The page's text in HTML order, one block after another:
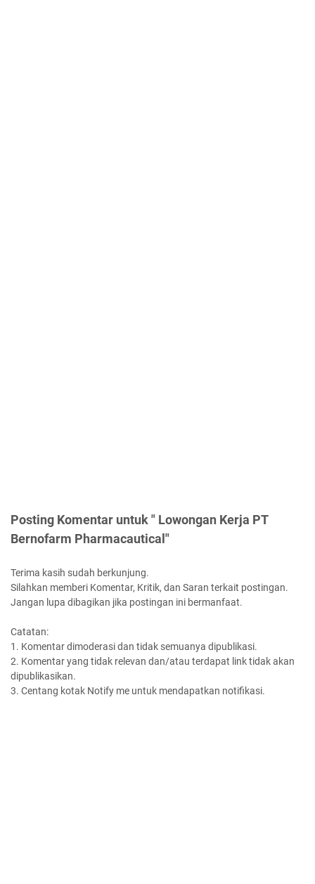
Posting Komentar untuk " Lowongan Kerja PT
Bernofarm Pharmacautical"
Terima kasih sudah berkunjung.
Silahkan memberi Komentar, Kritik, dan Saran terkait postingan.
Jangan lupa dibagikan jika postingan ini bermanfaat.
Catatan:
1. Komentar dimoderasi dan tidak semuanya dipublikasi.
2. Komentar yang tidak relevan dan/atau terdapat link tidak akan
dipublikasikan.
3. Centang kotak Notify me untuk mendapatkan notifikasi.